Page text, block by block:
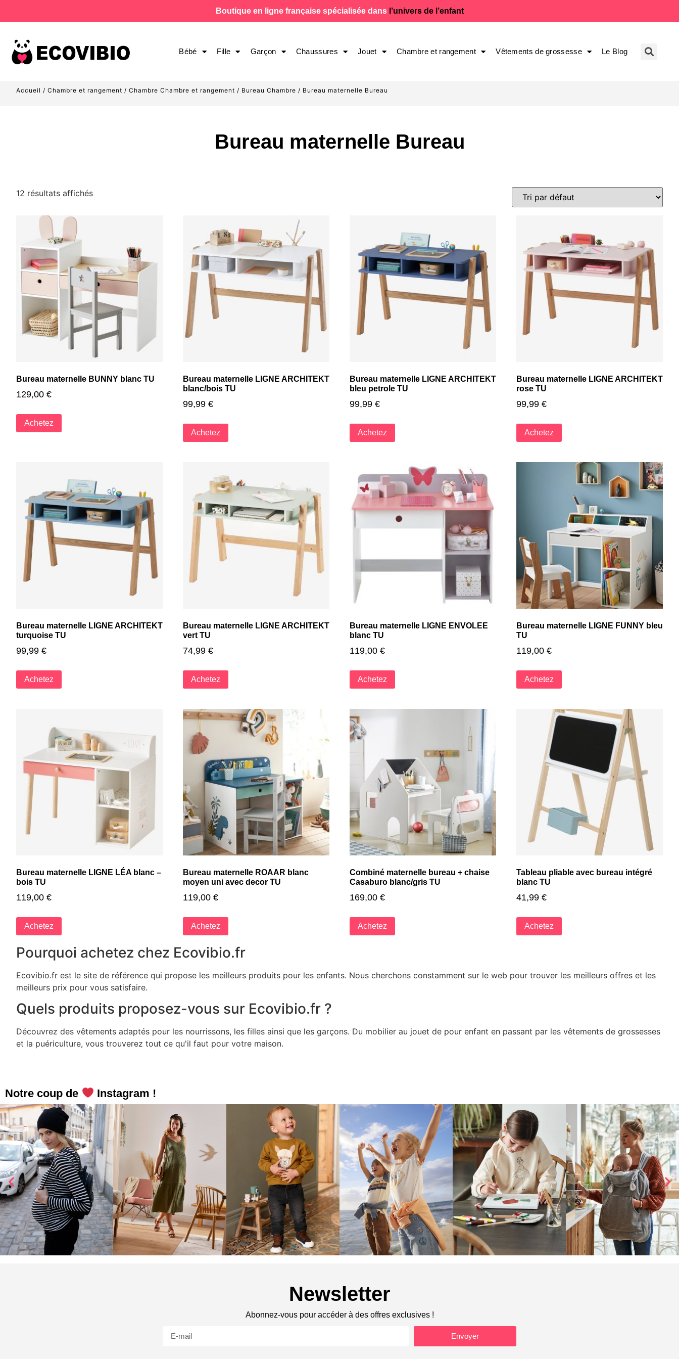
Boutique en ligne française spécialisée dans l’univers de l’enfant
Bébé Fille Garçon Chaussures Jouet Chambre et rangement Vêtements de grossesse Le Blog
Accueil / Chambre et rangement / Chambre Chambre et rangement / Bureau Chambre / Bureau maternelle Bureau
Bureau maternelle Bureau
12 résultats affichés
Bureau maternelle BUNNY blanc TU
129,00 €
Achetez
Bureau maternelle LIGNE ARCHITEKT
blanc/bois TU
99,99 €
Achetez
Bureau maternelle LIGNE ARCHITEKT
bleu petrole TU
99,99 €
Achetez
Bureau maternelle LIGNE ARCHITEKT
rose TU
99,99 €
Achetez
Bureau maternelle LIGNE ARCHITEKT
turquoise TU
99,99 €
Achetez
Bureau maternelle LIGNE ARCHITEKT
vert TU
74,99 €
Achetez
Bureau maternelle LIGNE ENVOLEE
blanc TU
119,00 €
Achetez
Bureau maternelle LIGNE FUNNY bleu
TU
119,00 €
Achetez
Bureau maternelle LIGNE LÉA blanc –
bois TU
119,00 €
Achetez
Bureau maternelle ROAAR blanc
moyen uni avec decor TU
119,00 €
Achetez
Combiné maternelle bureau + chaise
Casaburo blanc/gris TU
169,00 €
Achetez
Tableau pliable avec bureau intégré
blanc TU
41,99 €
Achetez
Pourquoi achetez chez Ecovibio.fr
Ecovibio.fr est le site de référence qui propose les meilleurs produits pour les enfants. Nous cherchons constamment sur le web pour trouver les meilleurs offres et les
meilleurs prix pour vous satisfaire.
Quels produits proposez-vous sur Ecovibio.fr ?
Découvrez des vêtements adaptés pour les nourrissons, les filles ainsi que les garçons. Du mobilier au jouet de pour enfant en passant par les vêtements de grossesses
et la puériculture, vous trouverez tout ce qu'il faut pour votre maison.
Notre coup de Instagram !
Newsletter
Abonnez-vous pour accéder à des offres exclusives !
Envoyer